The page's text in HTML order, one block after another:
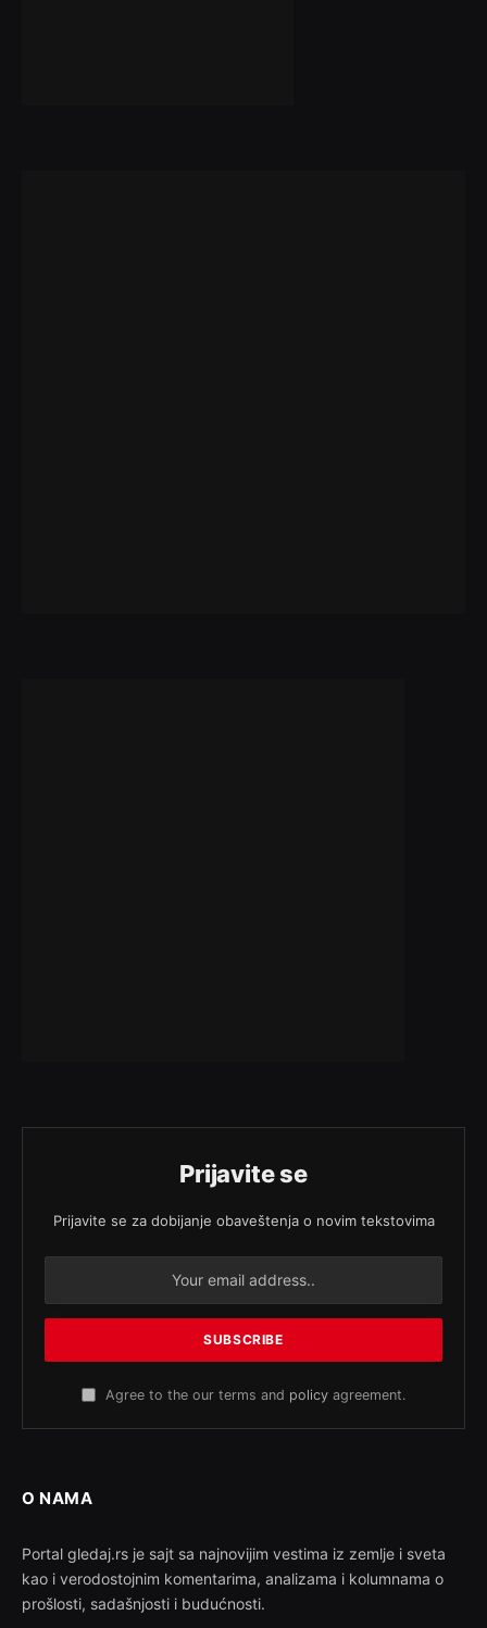
Prijavite se
Prijavite se za dobijanje obaveštenja o novim tekstovima
Agree to the our terms and policy agreement.
O NAMA
Portal gledaj.rs je sajt sa najnovijim vestima iz zemlje i sveta
kao i verodostojnim komentarima, analizama i kolumnama o
prošlosti, sadašnjosti i budućnosti.